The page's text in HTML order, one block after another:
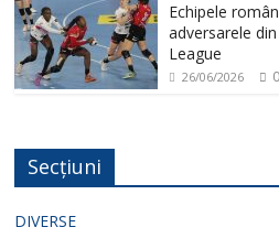
Echipele
adversarele
League
26/06/2026 0
Secțiuni
DIVERSE